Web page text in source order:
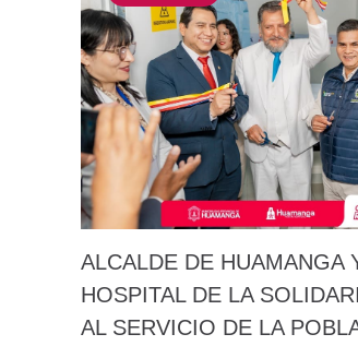
ALCALDE DE HUAMANGA
HOSPITAL DE LA
AL SERVICIO DE LA